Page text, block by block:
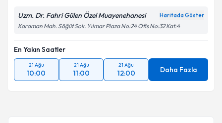
kapsamda işlenmesini kabul ediyorum.
Uzm. Dr. Fahri Gülen Özel Muayenehanesi Haritada Göster
Karaman Mah. Söğüt Sok. Yılmar Plaza No:24 Ofis No:32 Kat:4
En Yakın Saatler
21 Ağu
10:00
21 Ağu
11:00
21 Ağu
12:00 Daha Fazla